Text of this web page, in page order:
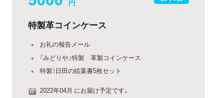
円
特製革コインケース
お礼の報告メール
「みどりや」特製 革製コインケース
特製！日田の絵葉書5枚セット
2022年04月 にお届け予定です。